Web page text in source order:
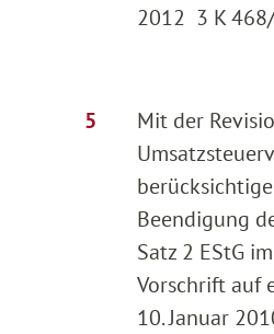
2012 3 K
Mit der
Beendigung
Satz 2 EStG
Vorschrift auf
10. Januar